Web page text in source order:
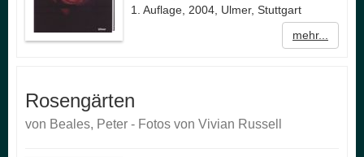
1. Auflage, 2004, Ulmer, Stuttgart
mehr...
Rosengärten
von Beales, Peter - Fotos von Vivian Russell